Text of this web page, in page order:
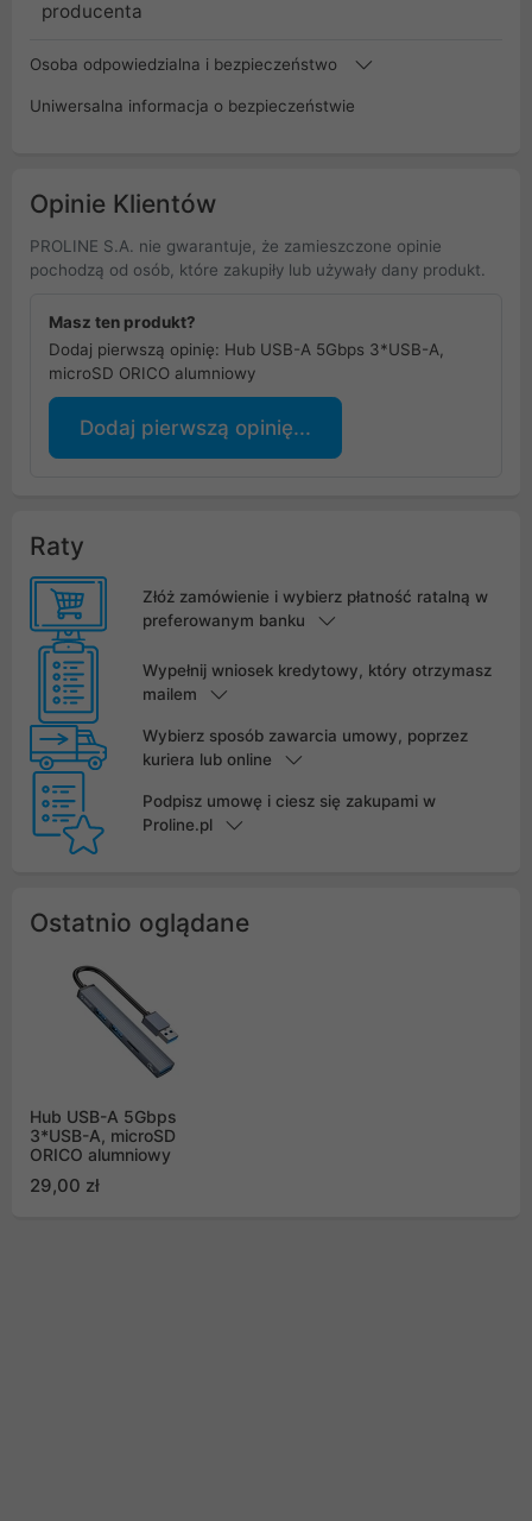
producenta
Osoba odpowiedzialna i bezpieczeństwo
Uniwersalna informacja o bezpieczeństwie
Opinie Klientów
PROLINE S.A. nie gwarantuje, że zamieszczone opinie
pochodzą od osób, które zakupiły lub używały dany produkt.
Masz ten produkt?
Dodaj pierwszą opinię: Hub USB-A 5Gbps 3*USB-A,
microSD ORICO alumniowy
Dodaj pierwszą opinię...
Raty
Złóż zamówienie i wybierz płatność ratalną w
preferowanym banku
Wypełnij wniosek kredytowy, który otrzymasz
mailem
Wybierz sposób zawarcia umowy, poprzez
kuriera lub online
Podpisz umowę i ciesz się zakupami w
Proline.pl
Ostatnio oglądane
Hub USB-A 5Gbps
3*USB-A, microSD
ORICO alumniowy
29,00 zł